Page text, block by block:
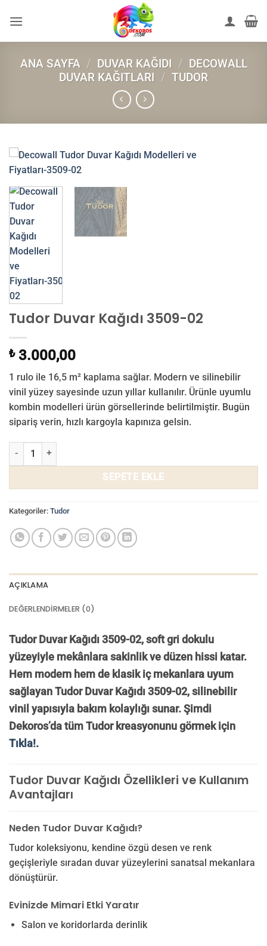
atla
ANA SAYFA / DUVAR KAĞIDI / DECOWALL
DUVAR KAĞITLARI / TUDOR
Tudor Duvar Kağıdı 3509-02
₺3.000,00
1 rulo ile 16,5 m² kaplama sağlar. Modern ve silinebilir
vinil yüzey sayesinde uzun yıllar kullanılır. Ürünle uyumlu
kombin modelleri ürün görsellerinde belirtilmiştir. Bugün
sipariş verin, hızlı kargoyla kapınıza gelsin.
Tudor Duvar Kağıdı 3509-02 adet
SEPETE EKLE
Kategoriler: Tudor
AÇIKLAMA
DEĞERLENDIRMELER (0)
Tudor Duvar Kağıdı 3509-02, soft gri dokulu
yüzeyiyle mekânlara sakinlik ve düzen hissi katar.
Hem modern hem de klasik iç mekanlara uyum
sağlayan Tudor Duvar Kağıdı 3509-02, silinebilir
vinil yapısıyla bakım kolaylığı sunar.Şimdi
Dekoros’da tüm Tudor kreasyonunu görmek için
Tıkla!.
Tudor Duvar Kağıdı Özellikleri ve Kullanım
Avantajları
Neden Tudor Duvar Kağıdı?
Tudor koleksiyonu, kendine özgü desen ve renk
geçişleriyle sıradan duvar yüzeylerini sanatsal mekanlara
dönüştürür.
Evinizde Mimari Etki Yaratır
Salon ve koridorlarda derinlik